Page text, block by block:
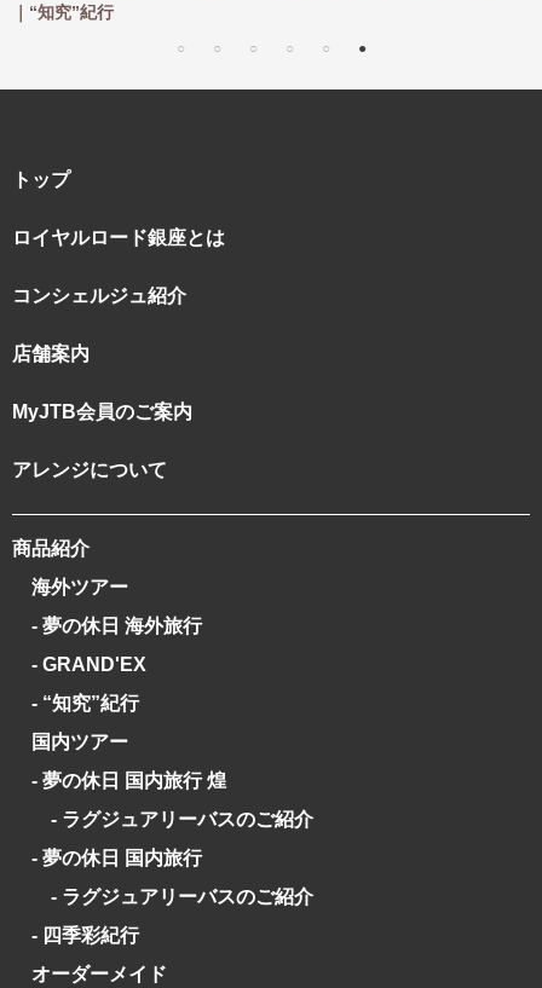
｜“知究”紀行
トップ
ロイヤルロード銀座とは
コンシェルジュ紹介
店舗案内
MyJTB会員のご案内
アレンジについて
商品紹介
海外ツアー
- 夢の休日 海外旅行
- GRAND'EX
- “知究”紀行
国内ツアー
- 夢の休日 国内旅行 煌
- ラグジュアリーバスのご紹介
- 夢の休日 国内旅行
- ラグジュアリーバスのご紹介
- 四季彩紀行
オーダーメイド